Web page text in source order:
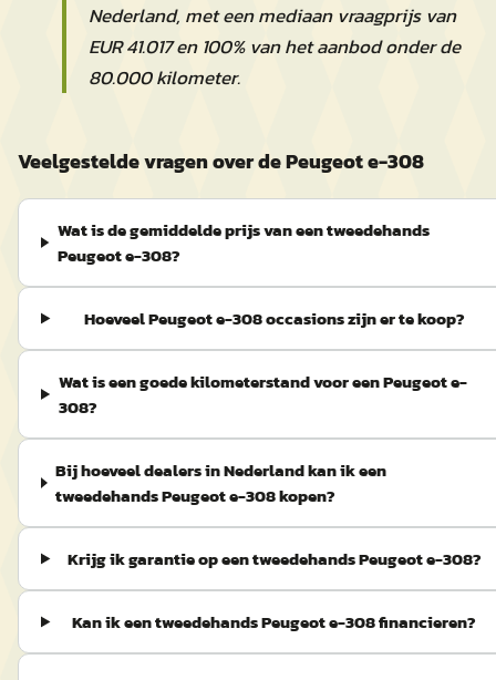
Nederland, met een mediaan vraagprijs van
EUR 41.017 en 100% van het aanbod onder de
80.000 kilometer.
Veelgestelde vragen over de Peugeot e-308
Wat is de gemiddelde prijs van een tweedehands
Peugeot e-308?
Hoeveel Peugeot e-308 occasions zijn er te koop?
Wat is een goede kilometerstand voor een Peugeot e-
308?
Bij hoeveel dealers in Nederland kan ik een
tweedehands Peugeot e-308 kopen?
Krijg ik garantie op een tweedehands Peugeot e-308?
Kan ik een tweedehands Peugeot e-308 financieren?